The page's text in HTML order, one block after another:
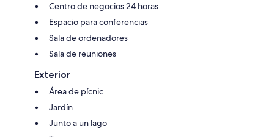
Centro de negocios 24 horas
Espacio para conferencias
Sala de ordenadores
Sala de reuniones
Exterior
Área de pícnic
Jardín
Junto a un lago